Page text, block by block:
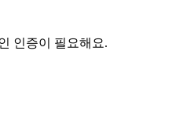
인증이 필요해요.